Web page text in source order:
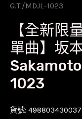
G.T./MDJL-1023
【全新限
單曲】坂
1023
貨號: